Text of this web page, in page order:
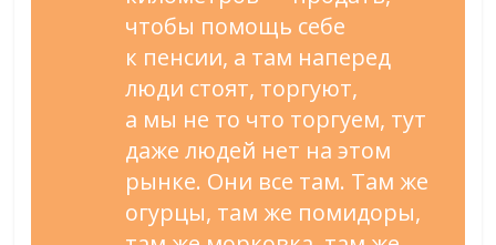
чтобы помощь себе
к пенсии, а там наперед
люди стоят, торгуют,
а мы не то что торгуем, тут
даже людей нет на этом
рынке. Они все там. Там же
огурцы, там же помидоры,